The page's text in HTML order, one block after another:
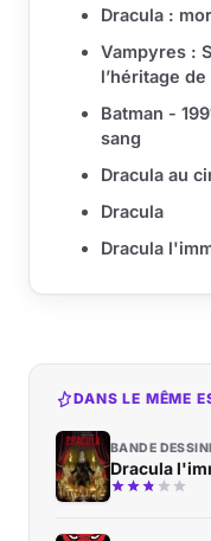
Dracula :
Vampyres :
l’héritage
Batman -
sang
Dracula au
Dracula
Dracula
DANS LE MÊME
BANDE
Dracula